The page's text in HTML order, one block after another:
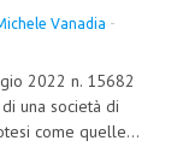
Vanadia -
2022 n. 15682
una società di
come quelle...